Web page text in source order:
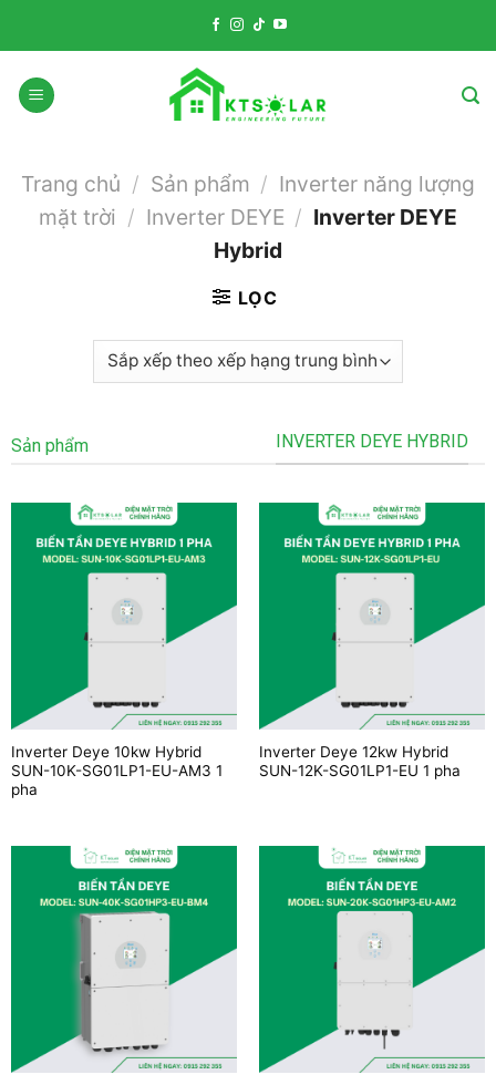
Trang chủ / Sản phẩm / Inverter năng lượng
mặt trời / Inverter DEYE / Inverter DEYE
Hybrid
LỌC
Sản phẩm INVERTER DEYE HYBRID
Inverter Deye 10kw Hybrid
SUN-10K-SG01LP1-EU-AM3 1
pha
Inverter Deye 12kw Hybrid
SUN-12K-SG01LP1-EU 1 pha